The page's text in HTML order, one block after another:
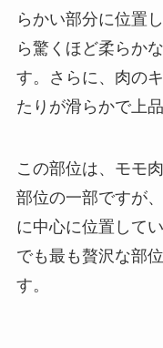
らかい部分に位置
ら驚くほど柔らか
す。さらに、肉の
たりが滑らかで上
この部位は、モモ
部位の一部ですが
に中心に位置して
でも最も贅沢な部
す。